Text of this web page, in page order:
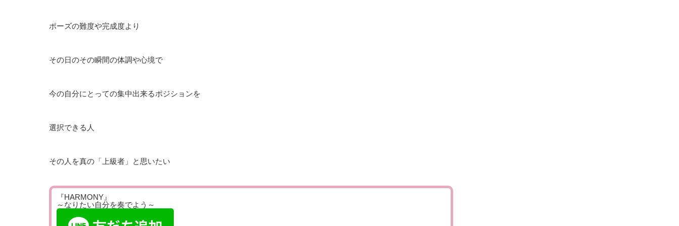
ポーズの難度や完成度より
その日のその瞬間の体調や心境で
今の自分にとっての集中出来るポジションを
選択できる人
その人を真の「上級者」と思いたい
『HARMONY』
～なりたい自分を奏でよう～